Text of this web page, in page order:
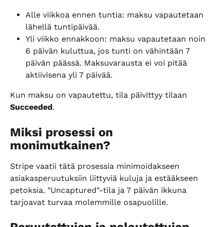
Alle viikkoa ennen tuntia: maksu vapautetaan
lähellä tuntipäivää.
Yli viikko ennakkoon: maksu vapautetaan noin
6 päivän kuluttua, jos tunti on vähintään 7
päivän päässä. Maksuvarausta ei voi pitää
aktiivisena yli 7 päivää.
Kun maksu on vapautettu, tila päivittyy tilaan
Succeeded.
Miksi prosessi on
monimutkainen?
Stripe vaatii tätä prosessia minimoidakseen
asiakasperuutuksiin liittyviä kuluja ja estääkseen
petoksia. "Uncaptured"-tila ja 7 päivän ikkuna
tarjoavat turvaa molemmille osapuolille.